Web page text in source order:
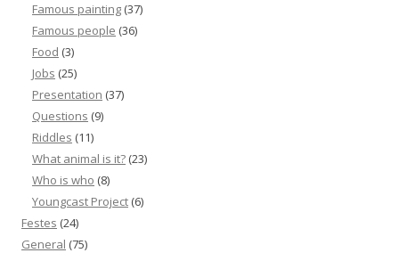
Famous painting (37)
Famous people (36)
Food (3)
Jobs (25)
Presentation (37)
Questions (9)
Riddles (11)
What animal is it? (23)
Who is who (8)
Youngcast Project (6)
Festes (24)
General (75)